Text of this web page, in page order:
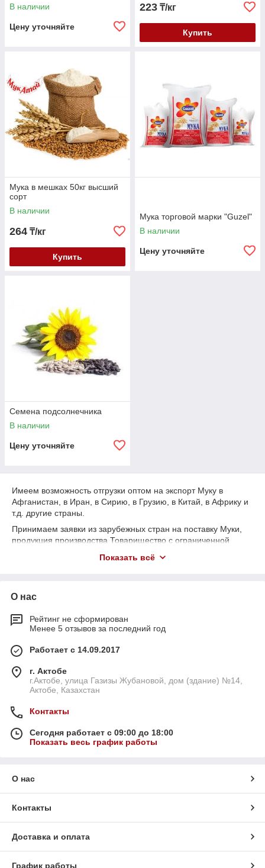
В наличии
Цену уточняйте
223 ₸/кг
Купить
Мука в мешках 50кг высший
сорт
В наличии
264 ₸/кг
Купить
Мука торговой марки "Guzel"
В наличии
Цену уточняйте
Семена подсолнечника
В наличии
Цену уточняйте
Имеем возможность отгрузки оптом на экспорт Муку в
Афганистан, в Иран, в Сирию, в Грузию, в Китай, в Африку и
т.д. другие страны.
Принимаем заявки из зарубежных стран на поставку Муки,
продукция производства Товарищество с ограниченной
Республики Казахстан, Актюбинская область, г.Актобе, в
Показать всё
О нас
Рейтинг не сформирован
Менее 5 отзывов за последний год
Работает с 14.09.2017
г. Актобе
г.Актобе, улица Газизы Жубановой, дом (здание) №14,
Актобе, Казахстан
Контакты
Сегодня работает с 09:00 до 18:00
Показать весь график работы
О нас
Контакты
Доставка и оплата
График работы